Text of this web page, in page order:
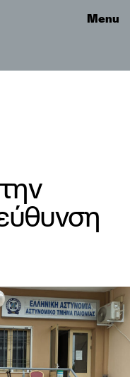
Menu